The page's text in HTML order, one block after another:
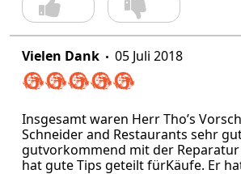
Vielen Dank 05 Juli 2018
Insgesamt waren Herr Tho’s
Schneider and Restaurants sehr
gutvorkommend mit der Reparatur
hat gute Tips geteilt fürKäufe. Er